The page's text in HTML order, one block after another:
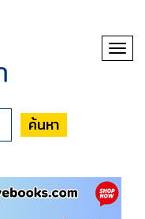
ค้นหา